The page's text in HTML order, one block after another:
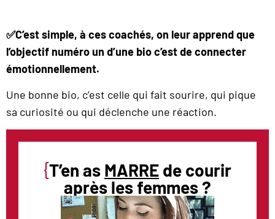
✅C’est simple, à ces coachés, on leur apprend que
l’objectif numéro un d’une bio c’est de connecter
émotionnellement.
Une bonne bio, c’est celle qui fait sourire, qui pique
sa curiosité ou qui déclenche une réaction.
{T’en as MARRE de courir
après les femmes ?